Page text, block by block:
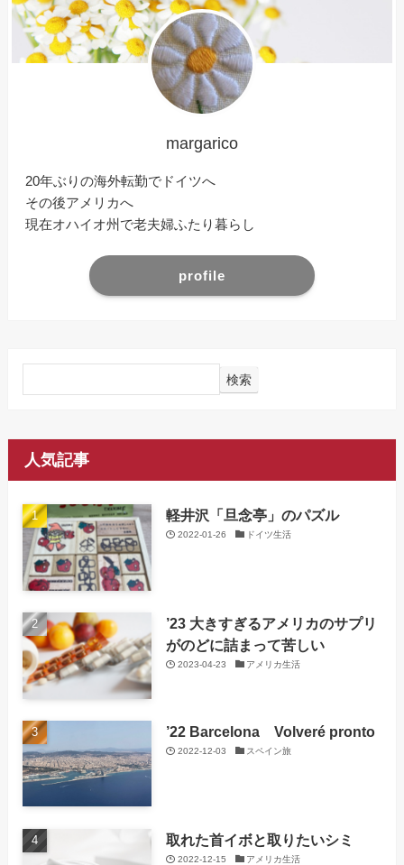
margarico
20年ぶりの海外転勤でドイツへ
その後アメリカへ
現在オハイオ州で老夫婦ふたり暮らし
profile
検索
人気記事
軽井沢「旦念亭」のパズル
2022-01-26 ドイツ生活
’23 大きすぎるアメリカのサプリ
がのどに詰まって苦しい
2023-04-23 アメリカ生活
’22 Barcelona Volveré pronto
2022-12-03 スペイン旅
取れた首イボと取りたいシミ
2022-12-15 アメリカ生活